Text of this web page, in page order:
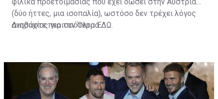
φιλικά προετοιμασίας που έχει δώσει στην Αυστρία
(δύο ήττες, μια ισοπαλία), ωστόσο δεν τρέχει λόγος
ανησυχίας για τον Όλτρα.
Διαβάστε περισσότεραΕΔΩ.